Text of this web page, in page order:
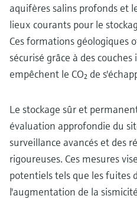
aquifères salins profonds et
lieux courants pour le
Ces formations géologiques
sécurisé grâce à des
empêchent le CO₂ de
Le stockage sûr et
évaluation approfondie du
surveillance avancés et des
rigoureuses. Ces mesures
potentiels tels que les fuites
l'augmentation de la